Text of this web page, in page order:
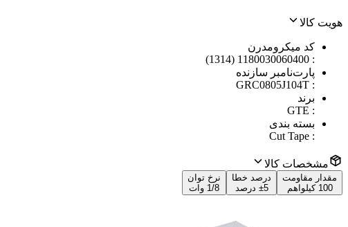
هویت کالا
کد میکرومدرن
:
1180030060400 (1314)
پارت‌نامبر سازنده
:
GRC0805J104T
برند
:
GTE
بسته بندی
:
Cut Tape
مشخصات کالا
مقدار مقاومت
100 کیلواهم
درصد خطا
±5 درصد
نرخ توان
1/8 وات